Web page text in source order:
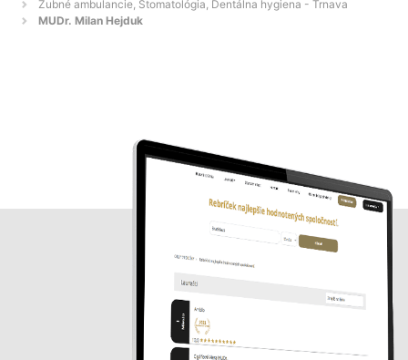
Zubné ambulancie, Stomatológia, Dentálna hygiena - Trnava
MUDr. Milan Hejduk